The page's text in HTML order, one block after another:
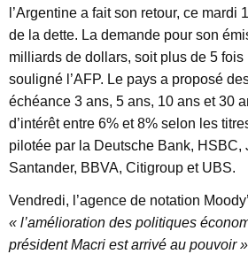
l’Argentine a fait son retour, ce mardi
de la dette. La demande pour son
milliards de dollars, soit plus de 5 fois
souligné l’AFP. Le pays a proposé
échéance 3 ans, 5 ans, 10 ans et 30
d’intérêt entre 6% et 8% selon les
pilotée par la Deutsche Bank, HSBC,
Santander, BBVA, Citigroup et UBS.
Vendredi, l’agence de notation
« l’amélioration des politiques
président Macri est arrivé au pouvoir »